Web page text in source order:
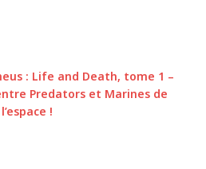
: Life and Death, tome 1 –
Predators et Marines de
l’espace !